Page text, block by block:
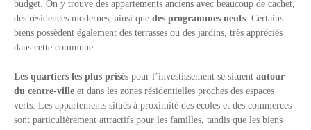
budget. On y trouve des appartements anciens avec beaucoup de cachet,
des résidences modernes, ainsi que des programmes neufs . Certains
biens possèdent également des terrasses ou des jardins, très appréciés
dans cette commune.
Les quartiers les plus prisés pour l’investissement se situent autour
du centre-ville et dans les zones résidentielles proches des espaces
verts. Les appartements situés à proximité des écoles et des commerces
sont particulièrement attractifs pour les familles, tandis que les biens